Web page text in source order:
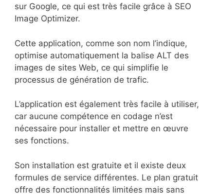
sur Google, ce qui est très facile grâce à SEO
Image Optimizer.
Cette application, comme son nom l’indique,
optimise automatiquement la balise ALT des
images de sites Web, ce qui simplifie le
processus de génération de trafic.
L’application est également très facile à utiliser,
car aucune compétence en codage n’est
nécessaire pour installer et mettre en œuvre
ses fonctions.
Son installation est gratuite et il existe deux
formules de service différentes. Le plan gratuit
offre des fonctionnalités limitées mais sans